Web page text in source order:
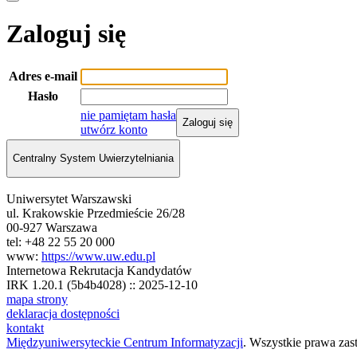
Zaloguj się
Adres e-mail
Hasło
nie pamiętam hasła
utwórz konto
Zaloguj się
Centralny System Uwierzytelniania
Uniwersytet Warszawski
ul. Krakowskie Przedmieście 26/28
00-927 Warszawa
tel: +48 22 55 20 000
www: https://www.uw.edu.pl
Internetowa Rekrutacja Kandydatów
IRK 1.20.1 (5b4b4028) :: 2025-12-10
mapa strony
deklaracja dostępności
kontakt
Międzyuniwersyteckie Centrum Informatyzacji. Wszystkie prawa